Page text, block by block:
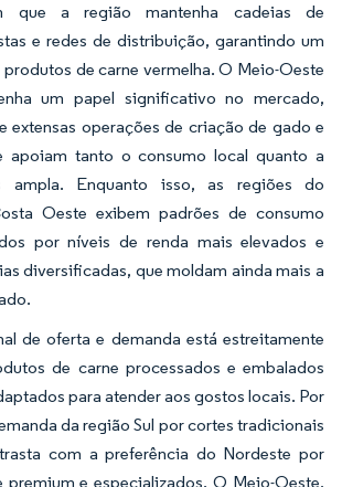
que a região mantenha cadeias de
e redes de distribuição, garantindo um
de carne vermelha. O Meio-Oeste
um papel significativo no mercado,
extensas operações de criação de gado e
apoiam tanto o consumo local quanto a
ampla. Enquanto isso, as regiões do
Oeste exibem padrões de consumo
por níveis de renda mais elevados e
diversificadas, que moldam ainda mais a
de oferta e demanda está estreitamente
de carne processados e embalados
para atender aos gostos locais. Por
da região Sul por cortes tradicionais
com a preferência do Nordeste por
premium e especializados. O Meio-Oeste,